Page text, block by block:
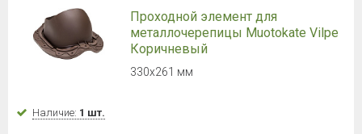
Проходной элемент для
металлочерепицы Muotokate Vilpe
Коричневый
330х261 мм
Наличие: 1 шт.